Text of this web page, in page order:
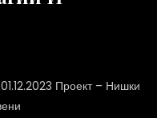
Проект – Нишки